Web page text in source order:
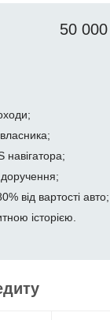
50
навігатора;
від вартості авто;
історією.